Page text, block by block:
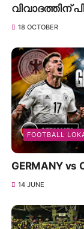
വിവാദത്തിന്
18 OCTOBER
FOOTBALL
GERMANY vs
14 JUNE